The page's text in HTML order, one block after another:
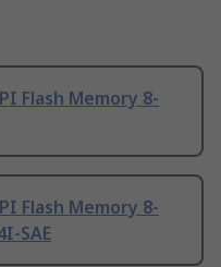
Flash Memory 8-
Flash Memory 8-
SAE